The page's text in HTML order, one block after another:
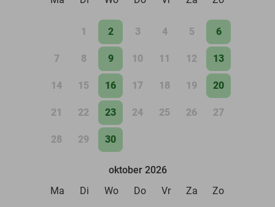
1 2 3 4 5 6
7 8 9 10 11 12 13
14 15 16 17 18 19 20
21 22 23 24 25 26 27
28 29 30
oktober 2026
Ma
Di Wo Do Vr Za Zo